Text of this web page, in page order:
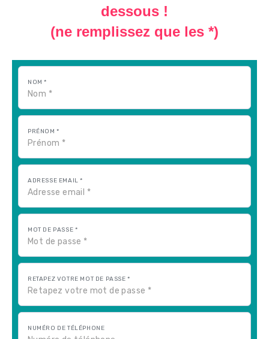
dessous !
(ne remplissez que les *)
NOM *
PRÉNOM *
ADRESSE EMAIL *
MOT DE PASSE *
RETAPEZ VOTRE MOT DE PASSE *
NUMÉRO DE TÉLÉPHONE